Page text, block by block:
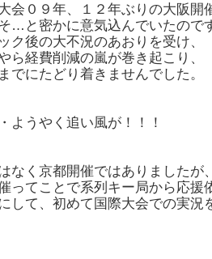
会０９年、１２年ぶりの大阪開
…と密かに意気込んでいたので
ク後の大不況のあおりを受け、
ら経費削減の嵐が巻き起こり、
でにたどり着きませんでした。
ようやく追い風が！！！
なく京都開催ではありましたが
ってことで系列キー局から応援
して、初めて国際大会での実況